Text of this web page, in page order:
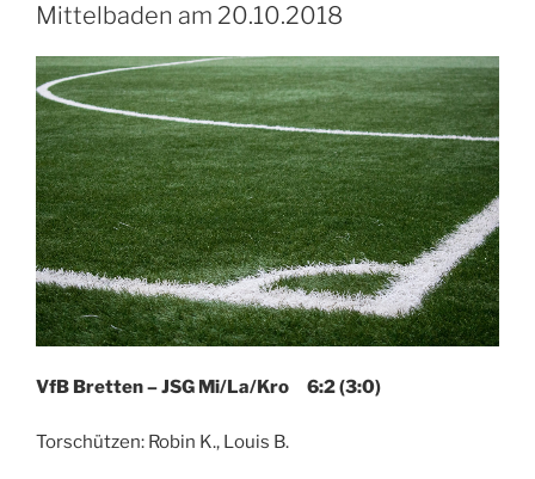
Mittelbaden am 20.10.2018
VfB Bretten – JSG Mi/La/Kro 6:2 (3:0)
Torschützen: Robin K., Louis B.